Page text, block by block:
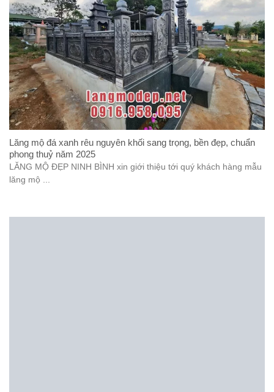
Lăng mộ đá xanh rêu nguyên khối sang trọng, bền đẹp, chuẩn
phong thuỷ năm 2025
LĂNG MỘ ĐẸP NINH BÌNH xin giới thiệu tới quý khách hàng mẫu
lăng mộ ...